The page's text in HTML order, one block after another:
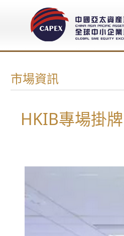
市場資訊
HKIB專場掛